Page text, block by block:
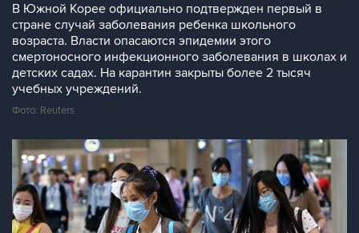
В Южной Корее официально подтвержден первый в
стране случай заболевания ребенка школьного
возраста. Власти опасаются эпидемии этого
смертоносного инфекционного заболевания в школах и
детских садах. На карантин закрыты более 2 тысяч
учебных учреждений.
Фото: Reuters